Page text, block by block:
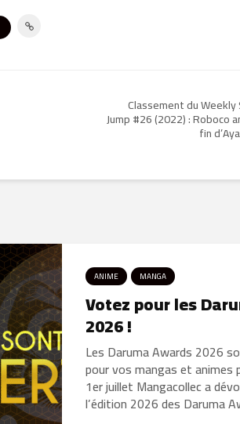
Classement du Weekly
Jump #26 (2022) : Roboco
fin
ANIME MANGA
Votez pour les
2026 !
Les Daruma Awards 2026
pour vos mangas et animes
1er juillet Mangacollec a
l’édition 2026 des Daruma